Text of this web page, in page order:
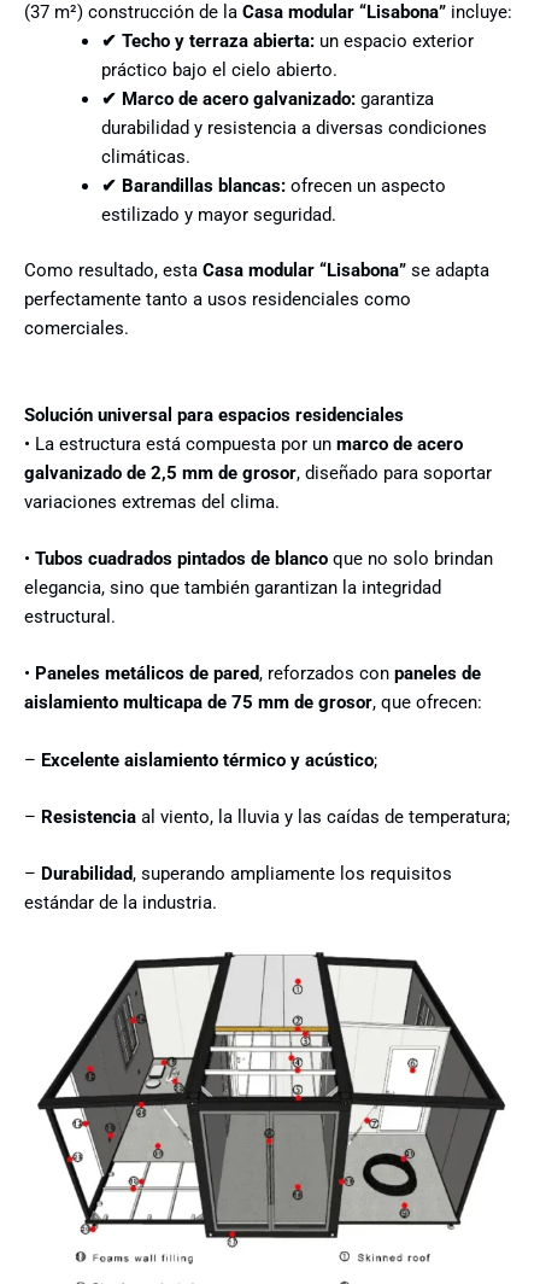
(37 m²) construcción de la Casa modular “Lisabona” incluye:
✔ Techo y terraza abierta:un espacio exterior
práctico bajo el cielo abierto.
✔ Marco de acero galvanizado:garantiza
durabilidad y resistencia a diversas condiciones
climáticas.
✔ Barandillas blancas:ofrecen un aspecto
estilizado y mayor seguridad.
Como resultado, esta Casa modular “Lisabona” se adapta
perfectamente tanto a usos residenciales como
comerciales.
Solución universal para espacios residenciales
• La estructura está compuesta por un marco de acero
galvanizado de 2,5 mm de grosor, diseñado para soportar
variaciones extremas del clima.
• Tubos cuadrados pintados de blanco que no solo brindan
elegancia, sino que también garantizan la integridad
estructural.
• Paneles metálicos de pared, reforzados con paneles de
aislamiento multicapa de 75 mm de grosor, que ofrecen:
– Excelente aislamiento térmico y acústico;
– Resistencia al viento, la lluvia y las caídas de temperatura;
– Durabilidad, superando ampliamente los requisitos
estándar de la industria.